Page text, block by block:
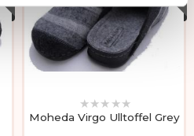
Moheda Virgo Ulltoffel Grey
★★★ ★★